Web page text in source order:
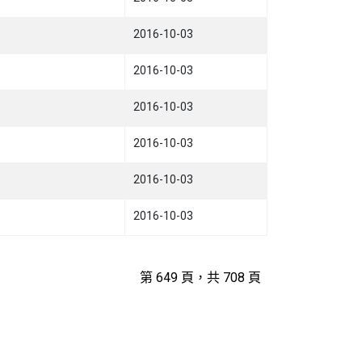
2016-10-03
2016-10-03
2016-10-03
2016-10-03
2016-10-03
2016-10-03
第 649 頁，共 708 頁